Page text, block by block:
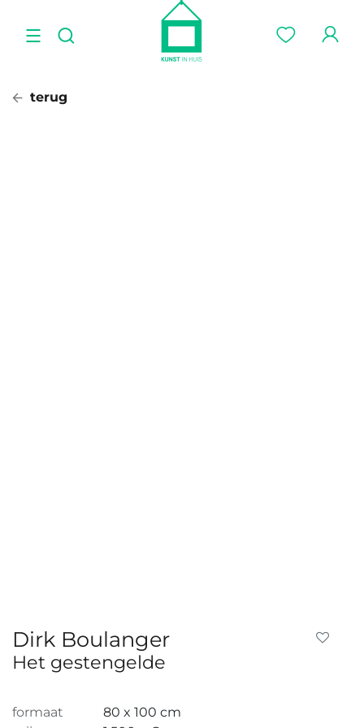
terug
Dirk Boulanger
Het gestengelde
formaat
80 x 100 cm